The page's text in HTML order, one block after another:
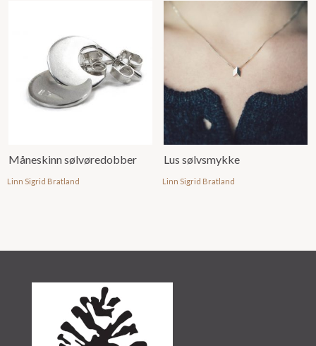
Måneskinn sølvøredobber
Linn Sigrid Bratland
Lus sølvsmykke
Linn Sigrid Bratland